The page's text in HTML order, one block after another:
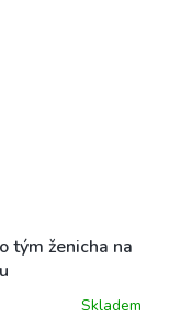
tým ženicha na
Skladem